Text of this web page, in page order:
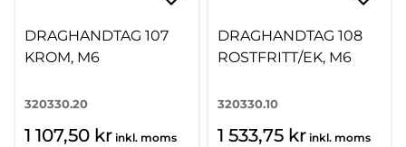
DRAGHANDTAG 107
KROM, M6
320330.20
1 107,50 kr inkl. moms
DRAGHANDTAG 108
ROSTFRITT/EK, M6
320330.10
1 533,75 kr inkl. moms